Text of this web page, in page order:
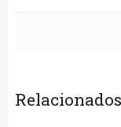
Relacionados